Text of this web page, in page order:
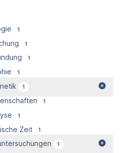
1
1
1
1
1
1
1
Zeit 1
1